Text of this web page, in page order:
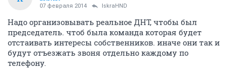
07 февраля 2014 IskraHND
Надо организовывать реальное ДНТ, чтобы был
председатель. чтоб была команда которая будет
отстаивать интересы собственников. иначе они так и
будут отъезжать звоня отдельно каждому по
телефону.